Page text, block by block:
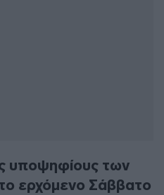
υποψηφίους των
ερχόμενο Σάββατο